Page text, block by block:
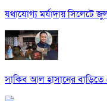
যথাযোগ্য মর্যাদায় সিলেটে
সাকিব আল হাসানের বাড়িতে